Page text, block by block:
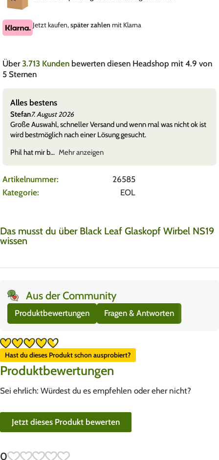
Jetzt kaufen,später zahlen mit Klarna
Über3.713 Kunden bewerten diesen Headshop mit 4.9 von
5 Sternen
Alles bestens
Stefan7. August 2026
Große Auswahl, schneller Versand und wenn mal was nicht ok ist
wird bestmöglich nach einer Lösung gesucht.
Phil hat mir b
Mehr anzeigen
Artikelnummer:
26585
Kategorie:
EOL
Das musst du über Black Leaf Glaskopf Wirbel NS19
wissen
Aus der Community
Produktbewertungen Fragen & Antworten
Hast du dieses Produkt schon ausprobiert?
Produktbewertungen
Sei ehrlich: Würdest du es empfehlen oder eher nicht?
Jetzt dieses Produkt bewerten
0